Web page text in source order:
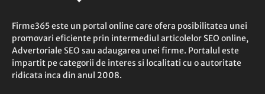
Firme365 este un portal online care ofera posibilitatea unei
promovari eficiente prin intermediul articolelor SEO online,
Advertoriale SEO sau adaugarea unei firme. Portalul este
impartit pe categorii de interes si localitati cu o autoritate
ridicata inca din anul 2008.